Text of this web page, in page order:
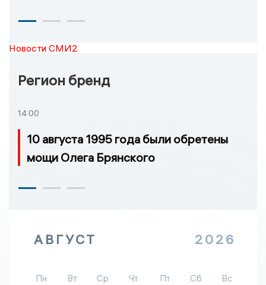
Новости СМИ2
Регион бренд
14:00
10 августа 1995 года были обретены
мощи Олега Брянского
АВГУСТ 2026
Пн Вт Ср Чт Пт Сб
Вс